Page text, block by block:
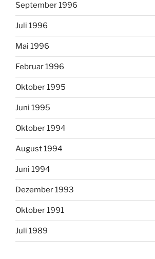
September 1996
Juli 1996
Mai 1996
Februar 1996
Oktober 1995
Juni 1995
Oktober 1994
August 1994
Juni 1994
Dezember 1993
Oktober 1991
Juli 1989